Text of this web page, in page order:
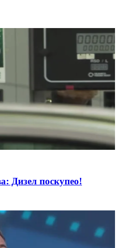
Дизел поскупео!